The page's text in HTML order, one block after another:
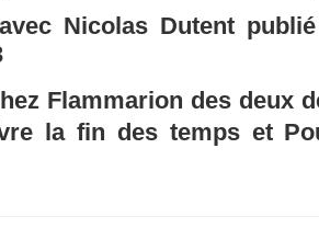
Nicolas Dutent
Flammarion des deux
la fin des temps et